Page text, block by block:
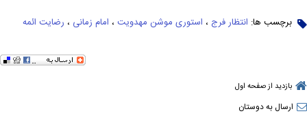
برچسب ها: انتظار فرج ، استوری موشن مهدویت ، امام زمانی ، رضایت ائمه
بازدید از صفحه اول
ارسال به دوستان